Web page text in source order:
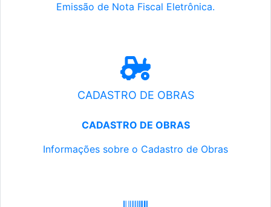
Emissão de Nota Fiscal Eletrônica.
CADASTRO DE OBRAS
CADASTRO DE OBRAS
Informações sobre o Cadastro de Obras